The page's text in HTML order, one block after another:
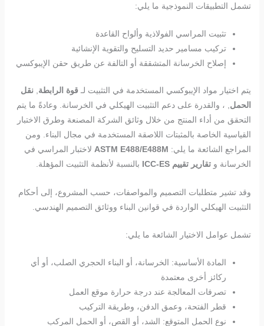
تشمل التطبيقات النموذجية ما يلي:
تثبيت المراسي الفولاذية وألواح القاعدة
تركيب مسامير حديد التسليح والتقوية الإنشائية
إصلاح الخرسانة المتشققة أو التالفة عن طريق حقن الإيبوكسي
يتم اختيار مواد الإيبوكسي المستخدمة في التثبيت لـ قوة الرابطة نقل
الحمل , ، والقدرة على دعم التثبيت الهيكلي في الخرسانة. وعادةً ما يتم
التحقق من أداء المنتج من خلال وثائق الشركة المصنعة وطرق الاختبار
القياسية الخاصة بالمثبتات اللاصقة المستخدمة في مجال البناء. ومن
المراجع الشائعة ما يلي: ASTM E488/E488M لاختبار المراسي في
الخرسانة و تقارير تقييم ICC-ES بالنسبة لأنظمة التثبيت المؤهلة.
وقد تشير متطلبات التصميم والمواصفات، حسب المشروع، إلى أحكام
التثبيت الهيكلي الواردة في قوانين البناء ووثائق التصميم الهندسي.
تشمل عوامل الاختيار الشائعة ما يلي:
المادة الأساسية: الخرسانة، أو البناء الحجري الصلب، أو أي
ركائز أخرى معتمدة
تصرفات المعالجة عند درجة حرارة موقع العمل
قطر الفتحة، وعمق الدفن، وطريقة التركيب
نوع الحمل المتوقع: الشد، أو القص، أو الحمل المركب